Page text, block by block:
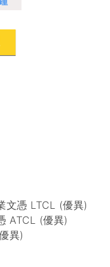
文憑 LTCL (優異)
ATCL (優異)
異)